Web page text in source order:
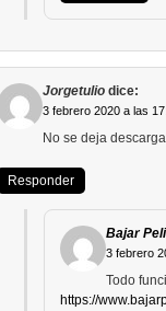
Jorgetulio dice:
3 febrero 2020 a las
No se deja
Responder
Bajar
3 febrero
Todo
https://